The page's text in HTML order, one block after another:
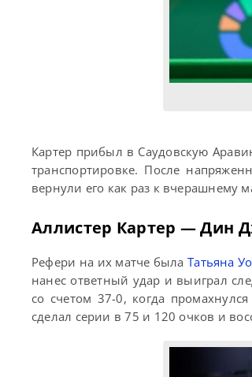
Картер прибыл в Саудовскую
транспортировке. После
вернули его как раз к вчерашнему
Аллистер Картер — Дин
Рефери на их матче былаТатьяна
нанес ответный удар и выиграл
со счетом 37-0, когда
сделал серии в 75 и 120 очков и